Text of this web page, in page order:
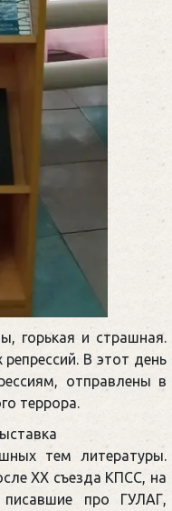
горькая и страшная.
В этот день
отправлены в
террора.
тем литературы.
ХХ съезда КПСС, на
про ГУЛАГ,